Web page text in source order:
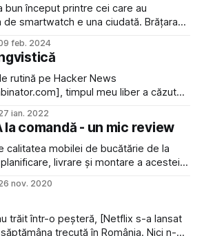
bun început printre cei care au
smartwatch e una ciudată. Brățara
în timp că da, poate că pentru
o utilitate iar mai nou, primul meu
feb. 2024
rutină pe Hacker News
timpul meu liber a căzut
item?id=30021349].
de studiu asupra diferitelor
mereu interesantă, mai ales
ian. 2022
la comandă - un mic review
calitatea mobilei de bucătărie de la
livrare și montare a acesteia,
nov. 2020
trăit într-o peșteră, [Netflix s-a lansat
trecută în România. Nici n-